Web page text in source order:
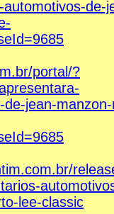
de-
portal/?
jean-
lee-classic